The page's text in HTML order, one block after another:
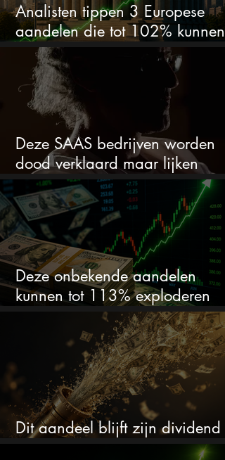
Analisten tippen 3 Europese
aandelen die tot 102% kunnen
stijgen
Deze SAAS bedrijven worden
dood verklaard maar lijken
springlevend
Deze onbekende aandelen
kunnen tot 113% exploderen
(één springt eruit)
Dit aandeel blijft zijn dividend
verhogen, wat er ook gebeurt